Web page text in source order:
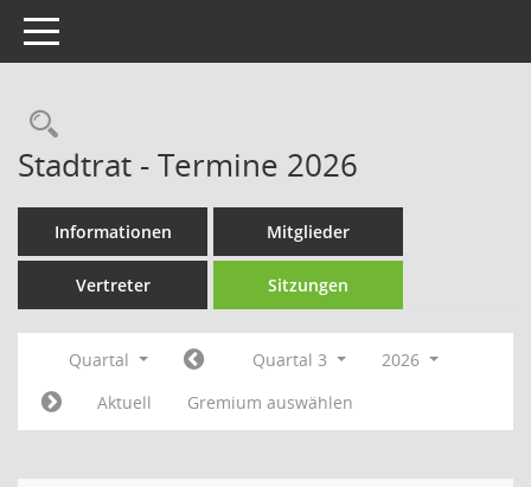
Toggle navigation
Rechercheauswahl
Stadtrat - Termine 2026
Informationen Mitglieder
Vertreter Sitzungen
Quartal Quartal 3
2026
Aktuell
Gremium auswählen